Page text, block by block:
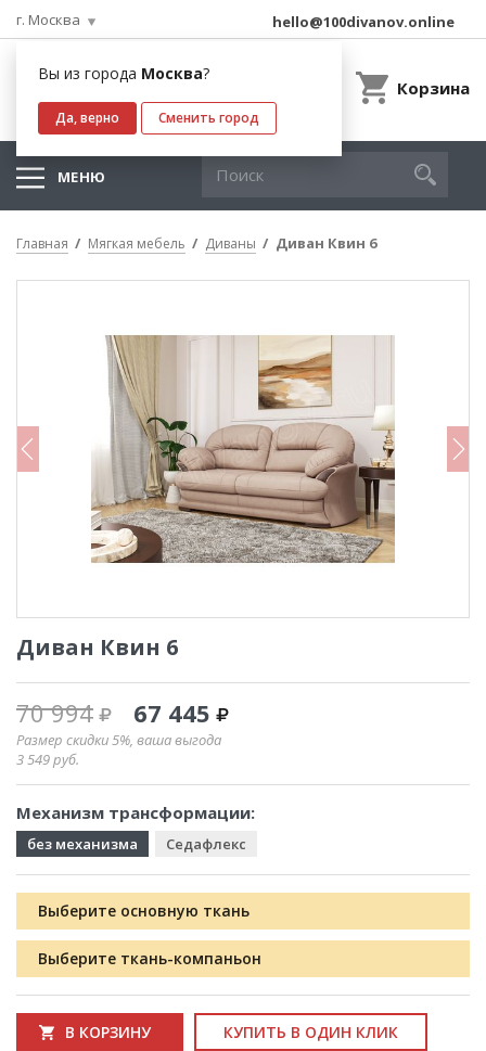
г. Москва
Вы из города Москва?
Да, верно Сменить город
hello@100divanov.online
Корзина
МЕНЮ
Главная Мягкая мебель Диваны Диван Квин 6
Диван Квин 6
70 994 67 445
Размер скидки 5%, ваша выгода
3 549руб.
Механизм трансформации:
без механизма Седафлекс
Выберите основную ткань
Выберите ткань-компаньон
В КОРЗИНУ
КУПИТЬ В ОДИН КЛИК